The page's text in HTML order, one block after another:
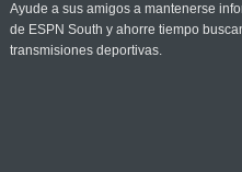
Ayude a sus amigos a mantenerse
de ESPN South y ahorre tiempo
transmisiones deportivas.